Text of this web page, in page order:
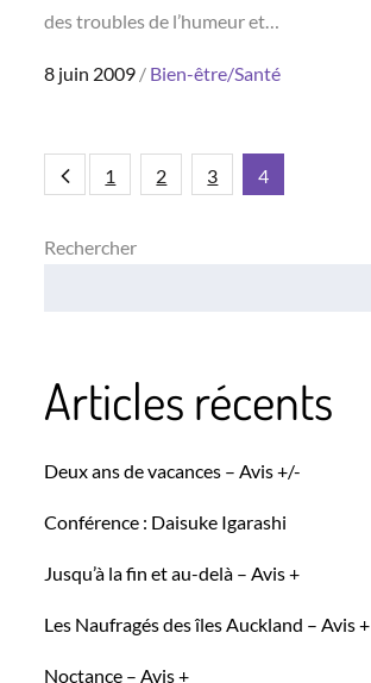
des troubles de l’humeur et…
Posted
8 juin 2009 Bien-être/Santé
Pagination
des
1 2 3 4
Rechercher
Articles récents
Deux ans de vacances – Avis +/-
Conférence : Daisuke Igarashi
Jusqu’à la fin et au-delà – Avis +
Les Naufragés des îles Auckland – Avis +
Noctance – Avis +